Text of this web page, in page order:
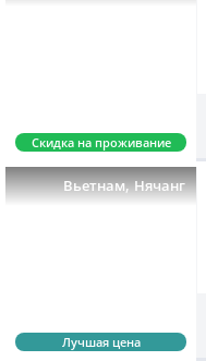
Скидка на проживание
Вьетнам,Нячанг
Лучшая цена